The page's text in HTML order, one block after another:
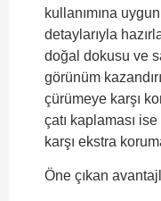
kullanımına
detaylarıyla
doğal dokusu ve
görünüm
çürümeye karşı
çatı kaplaması
karşı ekstra
Öne çıkan